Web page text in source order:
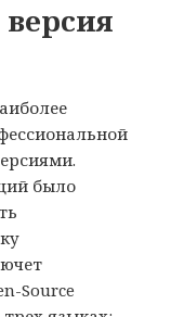
было
Source